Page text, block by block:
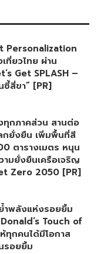
Personalization
ที่ยวไทย ผ่าน
Get SPLASH –
สี่ขา” [PR]
กภาคส่วน สานต่อ
กยั่งยืน เพิ่มพื้นที่สี
ตารางเมตร หนุน
มยั่งยืนเครือเจริญ
Zero 2050 [PR]
ำพลังแห่งรอยยิ้ม
Touch of
ทุกคนได้มีโอกาส
รอยยิ้ม